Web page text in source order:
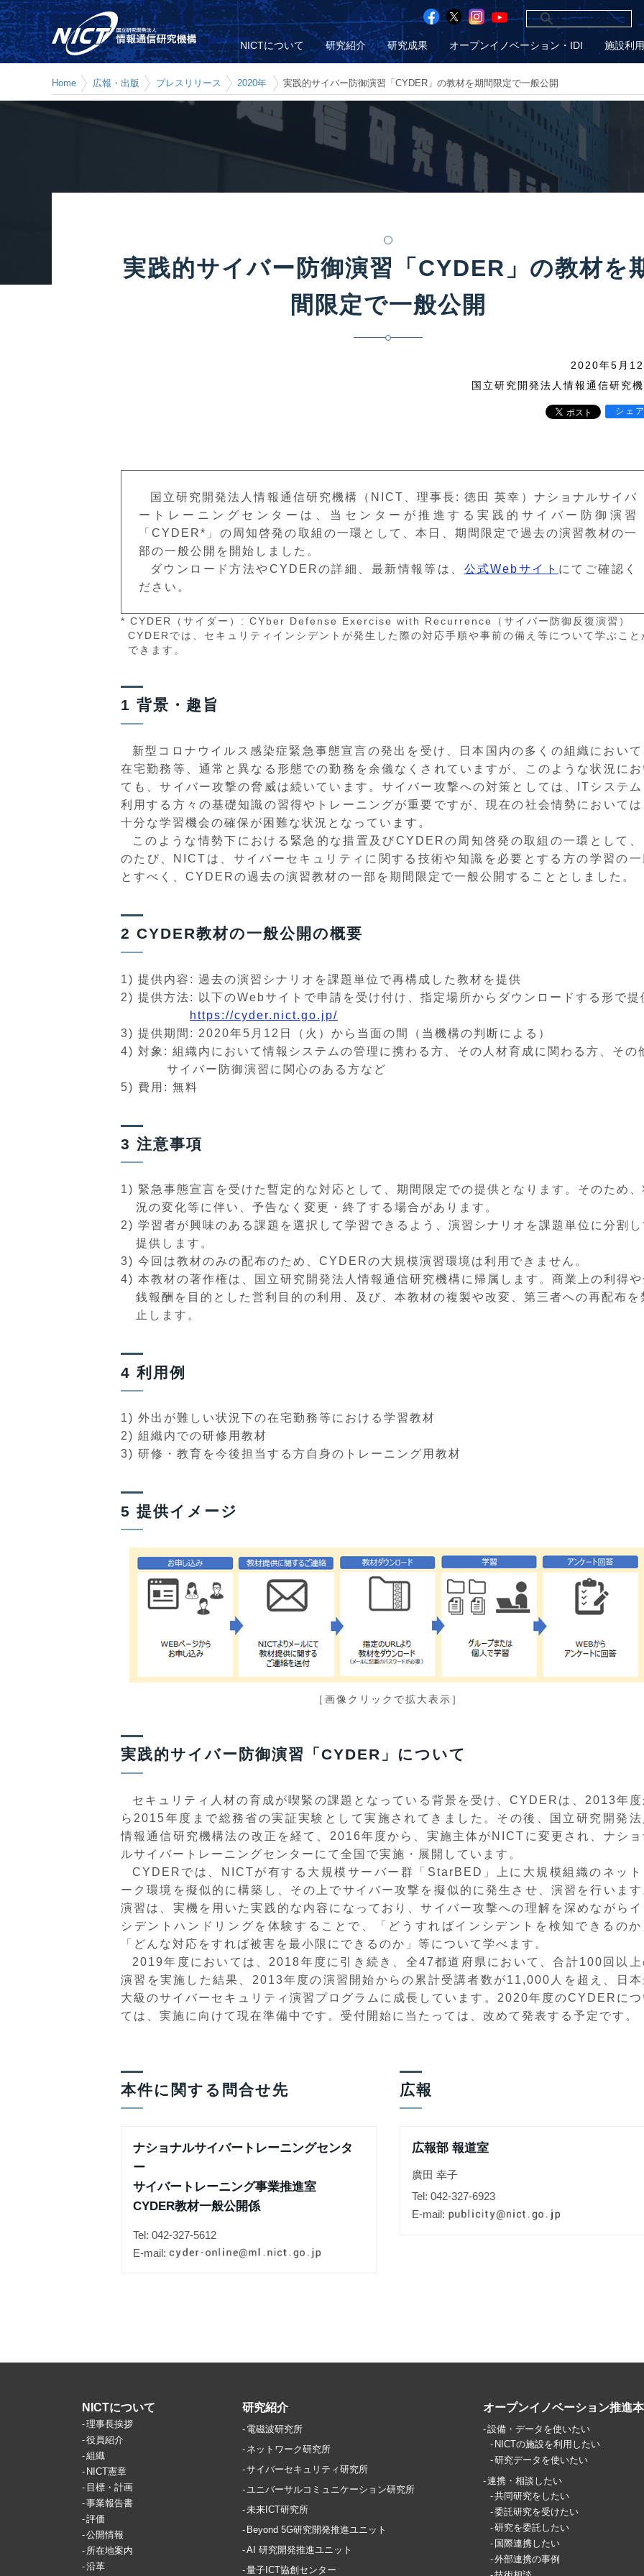
NICTについて 研究紹介 研究成果 オープンイノベーション・IDI 施設利用
Home 広報・出版 プレスリリース 2020年 実践的サイバー防御演習「CYDER」の教材を期間限定で一般公開
実践的サイバー防御演習「CYDER」の教材を
間限定で一般公開
2020年5月
国立研究開発法人情報通信研究
シェ
国立研究開発法人情報通信研究機構（NICT、理事長: 徳田 英幸）ナショナルサイバ
ートレーニングセンターは、当センターが推進する実践的サイバー防御演習
「CYDER*」の周知啓発の取組の一環として、本日、期間限定で過去の演習教材の一
部の一般公開を開始しました。
ダウンロード方法やCYDERの詳細、最新情報等は、 公式Webサイト にてご確認く
ださい。
* CYDER（サイダー）: CYber Defense Exercise with Recurrence（サイバー防御反復演習）
CYDERでは、セキュリティインシデントが発生した際の対応手順や事前の備え等について学ぶこと
できます。
1 背景・趣旨
新型コロナウイルス感染症緊急事態宣言の発出を受け、日本国内の多くの組織におい
在宅勤務等、通常と異なる形態での勤務を余儀なくされていますが、このような状況に
ても、サイバー攻撃の脅威は続いています。サイバー攻撃への対策としては、ITシステ
利用する方々の基礎知識の習得やトレーニングが重要ですが、現在の社会情勢において
十分な学習機会の確保が困難な状況となっています。
このような情勢下における緊急的な措置及びCYDERの周知啓発の取組の一環として
のたび、NICTは、サイバーセキュリティに関する技術や知識を必要とする方の学習の
とすべく、CYDERの過去の演習教材の一部を期間限定で一般公開することとしました。
2 CYDER教材の一般公開の概要
1) 提供内容: 過去の演習シナリオを課題単位で再構成した教材を提供
2) 提供方法: 以下のWebサイトで申請を受け付け、指定場所からダウンロードする形で提
https://cyder.nict.go.jp/
3) 提供期間: 2020年5月12日（火）から当面の間（当機構の判断による）
4) 対象: 組織内において情報システムの管理に携わる方、その人材育成に関わる方、その
サイバー防御演習に関心のある方など
5) 費用: 無料
3 注意事項
1) 緊急事態宣言を受けた暫定的な対応として、期間限定での提供となります。そのため
況の変化等に伴い、予告なく変更・終了する場合があります。
2) 学習者が興味のある課題を選択して学習できるよう、演習シナリオを課題単位に分割
提供します。
3) 今回は教材のみの配布のため、CYDERの大規模演習環境は利用できません。
4) 本教材の著作権は、国立研究開発法人情報通信研究機構に帰属します。商業上の利得
銭報酬を目的とした営利目的の利用、及び、本教材の複製や改変、第三者への再配布を
止します。
4 利用例
1) 外出が難しい状況下の在宅勤務等における学習教材
2) 組織内での研修用教材
3) 研修・教育を今後担当する方自身のトレーニング用 教材
5 提供イメージ
［画像クリックで拡大表示］
実践的サイバー防御演習「CYDER」について
セキュリティ人材の育成が喫緊の課題となっている背景を受け、CYDERは、2013年
ら2015年度まで総務省の実証実験として実施されてきました。その後、国立研究開発
情報通信研究機構法の改正を経て、2016年度から、実施主体がNICTに変更され、ナシ
ルサイバートレーニングセンターにて全国で実施・展開しています。
CYDERでは、NICTが有する大規模サーバー群「StarBED」上に大規模組織のネッ
ーク環境を擬似的に構築し、その上でサイバー攻撃を擬似的に発生させ、演習を行いま
演習は、実機を用いた実践的な内容になっており、サイバー攻撃への理解を深めながら
シデントハンドリングを体験することで、「どうすればインシデントを検知できるの
「どんな対応をすれば被害を最小限にできるのか」等について学べます。
2019年度においては、2018年度に引き続き、全47都道府県において、合計100回以
演習を実施した結果、2013年度の演習開始からの累計受講者数が11,000人を超え、日
大級のサイバーセキュリティ演習プログラムに成長しています。2020年度のCYDERに
ては、実施に向けて現在準備中です。受付開始に当たっては、改めて発表する予定です。
本件に関する問合せ先
ナショナルサイバートレーニングセンタ
ー
サイバートレーニング事業推進室
CYDER教材一般公開係
Tel: 042-327-5612
E-mail:
広報
広報部 報道室
廣田 幸子
Tel: 042-327-6923
E-mail:
NICTについて
理事長挨拶
役員紹介
組織
NICT憲章
目標・計画
事業報告書
評価
公開情報
所在地案内
沿革
研究紹介
電磁波研究所
ネットワーク研究所
サイバーセキュリティ研究所
ユニバーサルコミュニケーション研究所
未来ICT研究所
Beyond 5G研究開発推進ユニット
AI 研究開発推進ユニット
量子ICT協創センター
オープンイノベーション推進
設備・データを使いたい
NICTの施設を利用したい
研究データを使いたい
連携・相談したい
共同研究をしたい
委託研究を受けたい
研究を委託したい
国際連携したい
外部連携の事例